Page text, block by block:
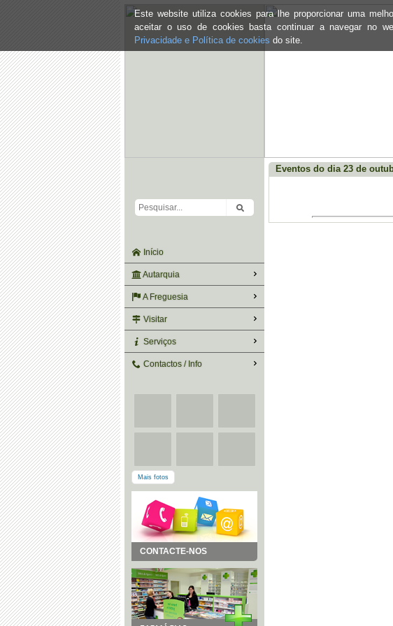
Este website utiliza cookies para lhe proporcionar uma
aceitar o uso de cookies basta continuar a navegar no
Privacidade e Política de cookies do site.
Início
Autarquia
A Freguesia
Visitar
Serviços
Contactos / Info
Mais fotos
CONTACTE-NOS
Eventos do dia 23 de